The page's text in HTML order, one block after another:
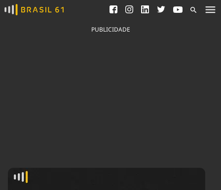
Ver todas as notícias
Saneamento
Indicadores
Agronegócios
PUBLICIDADE